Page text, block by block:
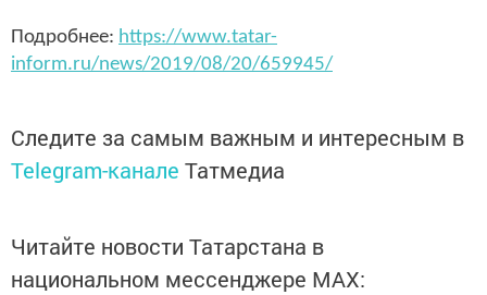
Подробнее: https://www.tatar-
inform.ru/news/2019/08/20/659945/
Следите за самым важным и интересным в
Telegram-канале Татмедиа
Читайте новости Татарстана в
национальном мессенджере MАХ: